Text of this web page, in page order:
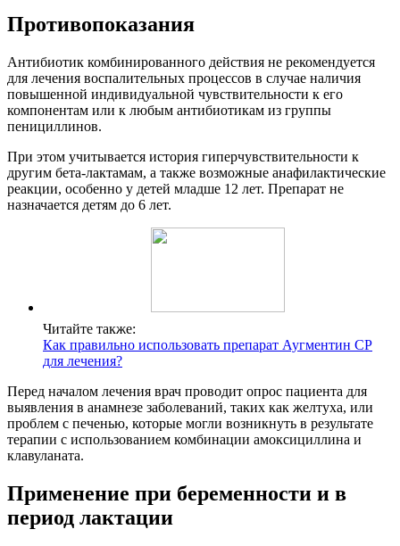
Противопоказания
Антибиотик комбинированного действия не рекомендуется
для лечения воспалительных процессов в случае наличия
повышенной индивидуальной чувствительности к его
компонентам или к любым антибиотикам из группы
пенициллинов.
При этом учитывается история гиперчувствительности к
другим бета-лактамам, а также возможные анафилактические
реакции, особенно у детей младше 12 лет. Препарат не
назначается детям до 6 лет.
Читайте также:
Как правильно использовать препарат Аугментин СР
для лечения?
Перед началом лечения врач проводит опрос пациента для
выявления в анамнезе заболеваний, таких как желтуха, или
проблем с печенью, которые могли возникнуть в результате
терапии с использованием комбинации амоксициллина и
клавуланата.
Применение при беременности и в
период лактации